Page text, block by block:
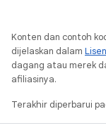
Konten dan contoh
dijelaskan dalam
dagang atau merek
afiliasinya.
Terakhir diperbarui